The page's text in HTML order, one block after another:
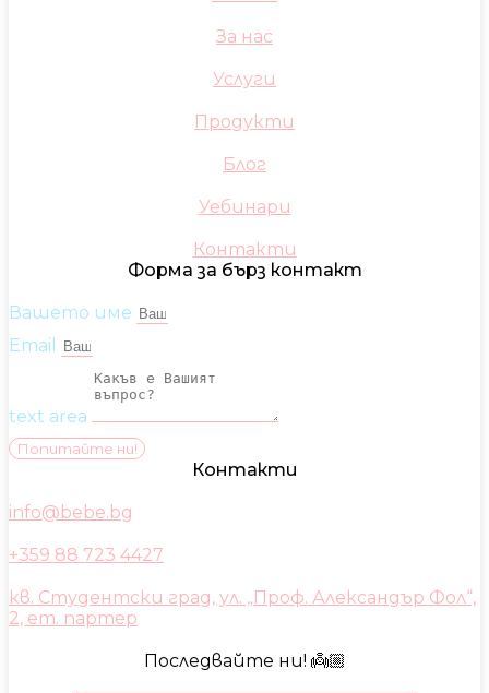
За нас
Услуги
Продукти
Блог
Уебинари
Контакти
Форма за бърз контакт
Вашето име
Email
text area
Попитайте ни!
Контакти
info@bebe.bg
+359 88 723 4427
кв. Студентски град, ул. „Проф. Александър Фол“,
2, ет. партер
Последвайте ни! 👼🏼